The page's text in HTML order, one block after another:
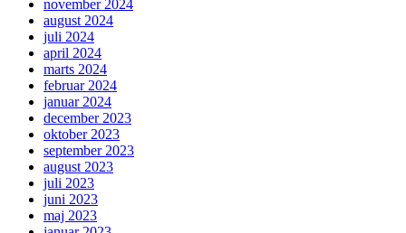
november 2024
august 2024
juli 2024
april 2024
marts 2024
februar 2024
januar 2024
december 2023
oktober 2023
september 2023
august 2023
juli 2023
juni 2023
maj 2023